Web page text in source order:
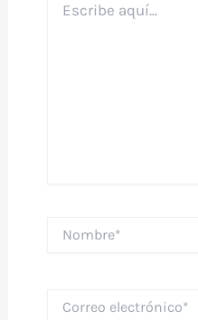
aquí...
electrónico*